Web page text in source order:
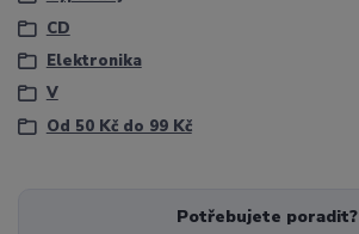
CD
Elektronika
V
Od 50 Kč do 99 Kč
Potřebujete poradit?